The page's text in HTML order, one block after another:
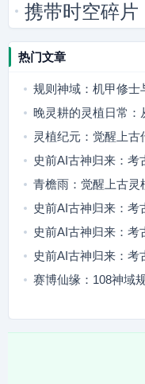
携带时空碎片
热门文章
规则神域：机甲修士
晚灵耕的灵植日常：
灵植纪元：觉醒上古
植
史前AI古神归来：考
灵
青檐雨：觉醒上古灵
史前AI古神归来：考
代羁绊
史前AI古神归来：考
史前AI古神归来：考
者
赛博仙缘：108神域